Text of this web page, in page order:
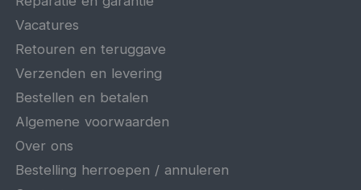
Vacatures
Retouren en teruggave
Verzenden en levering
Bestellen en betalen
Algemene voorwaarden
Over ons
Bestelling herroepen / annuleren